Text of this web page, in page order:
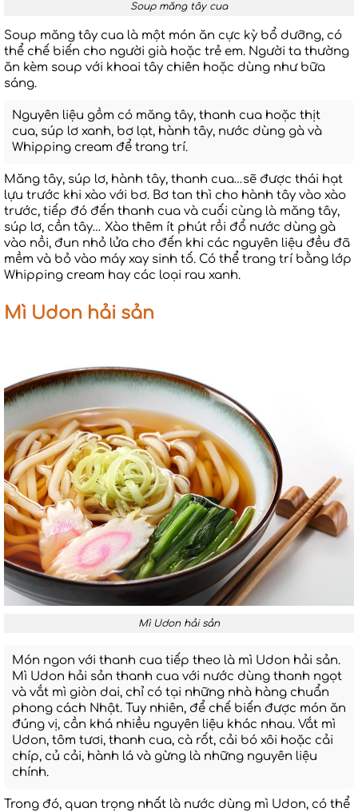
Soup măng tây cua
Soup măng tây cua là một món ăn cực kỳ bổ dưỡng, có
thể chế biến cho người già hoặc trẻ em. Người ta thường
ăn kèm soup với khoai tây chiên hoặc dùng như bữa
sáng.
Nguyên liệu gồm có măng tây, thanh cua hoặc thịt
cua, súp lơ xanh, bơ lạt, hành tây, nước dùng gà và
Whipping cream để trang trí.
Măng tây, súp lơ, hành tây, thanh cua…sẽ được thái hạt
lựu trước khi xào với bơ. Bơ tan thì cho hành tây vào xào
trước, tiếp đó đến thanh cua và cuối cùng là măng tây,
súp lơ, cần tây… Xào thêm ít phút rồi đổ nước dùng gà
vào nồi, đun nhỏ lửa cho đến khi các nguyên liệu đều đã
mềm và bỏ vào máy xay sinh tố. Có thể trang trí bằng lớp
Whipping cream hay các loại rau xanh.
Mì Udon hải sản
Mì Udon hải sản
Món ngon với thanh cua tiếp theo là mì Udon hải sản.
Mì Udon hải sản thanh cua với nước dùng thanh ngọt
và vắt mì giòn dai, chỉ có tại những nhà hàng chuẩn
phong cách Nhật. Tuy nhiên, để chế biến được món ăn
đúng vị, cần khá nhiều nguyên liệu khác nhau. Vắt mì
Udon, tôm tươi, thanh cua, cà rốt, cải bó xôi hoặc cải
chíp, củ cải, hành lá và gừng là những nguyên liệu
chính.
Trong đó, quan trọng nhất là nước dùng mì Udon, có thể